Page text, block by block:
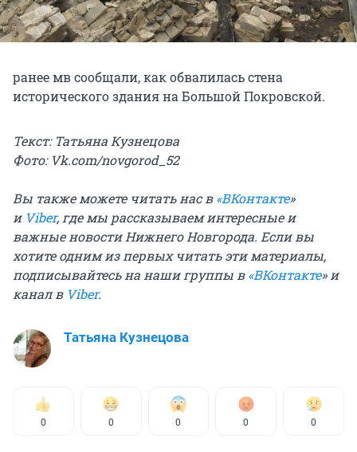
ранее мв сообщали, как обвалилась стена
исторического здания на Большой Покровской.
Текст: Татьяна Кузнецова
Фото: Vk.com/novgorod_52
Вы также можете читать нас в«ВКонтакте»
и Viber,где мы рассказываем интересные и
важные новости Нижнего Новгорода. Если вы
хотите одним из первых читать эти материалы,
подписывайтесь на наши группы в«ВКонтакте» и
канал в Viber.
Татьяна Кузнецова
0 0 0 0 0